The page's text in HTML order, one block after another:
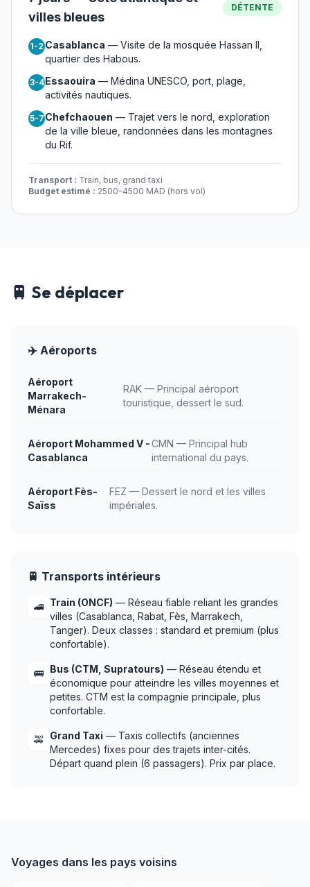
villes bleues
DÉTENTE
1-2 Casablanca — Visite de la mosquée Hassan II,
quartier des Habous.
3-4Essaouira — Médina UNESCO, port, plage,
activités nautiques.
5-7Chefchaouen — Trajet vers le nord, exploration
de la ville bleue, randonnées dans les montagnes
du Rif.
Transport : Train, bus, grand taxi
Budget estimé : 2500-4500 MAD (hors vol)
🚆 Se déplacer
✈️ Aéroports
Aéroport
Marrakech-
Ménara
RAK — Principal aéroport
touristique, dessert le sud.
Aéroport Mohammed V -
Casablanca
CMN — Principal hub
international du pays.
Aéroport Fès-
Saïss
FEZ — Dessert le nord et les villes
impériales.
🚆 Transports intérieurs
🚄 Train (ONCF) — Réseau fiable reliant les grandes
villes (Casablanca, Rabat, Fès, Marrakech,
Tanger). Deux classes : standard et premium (plus
confortable).
🚌 Bus (CTM, Supratours) — Réseau étendu et
économique pour atteindre les villes moyennes et
petites. CTM est la compagnie principale, plus
confortable.
🚕 Grand Taxi — Taxis collectifs (anciennes
Mercedes) fixes pour des trajets inter-cités.
Départ quand plein (6 passagers). Prix par place.
Voyages dans les pays voisins